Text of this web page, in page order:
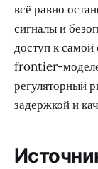
всё равно
сигналы и
доступ к
frontier-
регуляторный
задержкой и